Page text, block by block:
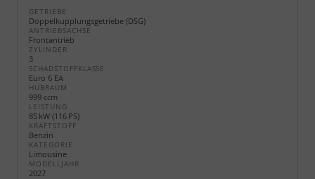
GETRIEBE
Doppelkupplungsgetriebe (DSG)
ANTRIEBSACHSE
Frontantrieb
ZYLINDER
3
SCHADSTOFFKLASSE
Euro 6 EA
HUBRAUM
999 ccm
LEISTUNG
85 kW (116 PS)
KRAFTSTOFF
Benzin
KATEGORIE
Limousine
MODELLJAHR
2027